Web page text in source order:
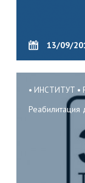
13/09/
ИНСТИТУТ